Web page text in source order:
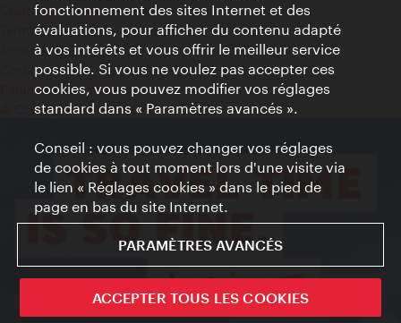
Charte sur le respect de la vie privée
Terms of Use
Accessibilité
Contact presse
Paramètres de cookies
© Copyright WienTourismus
fonctionnement des sites Internet et des
évaluations, pour afficher du contenu adapté
à vos intérêts et vous offrir le meilleur service
possible. Si vous ne voulez pas accepter ces
cookies, vous pouvez modifier vos réglages
standard dans « Paramètres avancés ».
Conseil : vous pouvez changer vos réglages
de cookies à tout moment lors d'une visite via
le lien « Réglages cookies » dans le pied de
page en bas du site Internet.
PARAMÈTRES AVANCÉS
ACCEPTER TOUS LES COOKIES